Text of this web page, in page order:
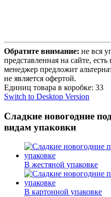
Обратите внимание: не вся
представленная на сайте,
менеджер предложит
не является офертой.
Единиц товара в коробке: 33
Switch to Desktop Version
Сладкие новогодние
видам упаковки
В жестяной упаковке
В картонной упаковке